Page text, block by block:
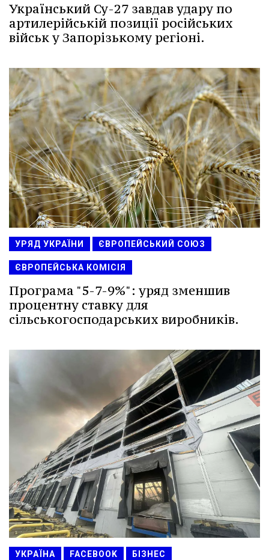
Український Су-27 завдав удару по
артилерійській позиції російських
військ у Запорізькому регіоні.
УРЯД УКРАЇНИ ЄВРОПЕЙСЬКИЙ СОЮЗ
ЄВРОПЕЙСЬКА КОМІСІЯ
Програма "5-7-9%": уряд зменшив
процентну ставку для
сільськогосподарських виробників.
УКРАЇНА FACEBOOK БІЗНЕС